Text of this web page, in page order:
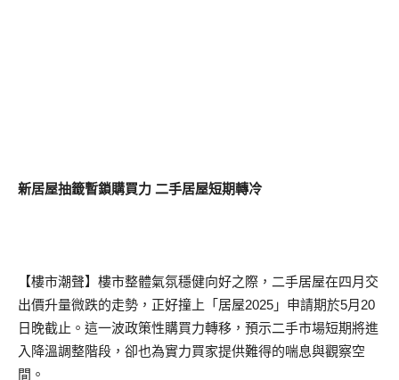
新居屋抽籤暫鎖購買力 二手居屋短期轉冷
【樓市潮聲】樓市整體氣氛穩健向好之際，二手居屋在四月交
出價升量微跌的走勢，正好撞上「居屋2025」申請期於5月20
日晚截止。這一波政策性購買力轉移，預示二手市場短期將進
入降溫調整階段，卻也為實力買家提供難得的喘息與觀察空
間。